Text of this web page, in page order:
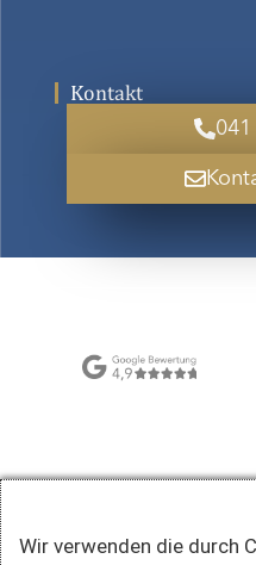
Kontakt
041
Wir verwenden die durch